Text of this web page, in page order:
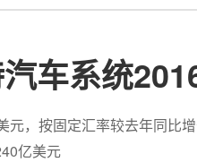
车系统
元，按固定汇率较去年同比
亿美元